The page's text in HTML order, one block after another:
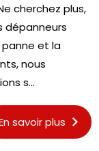
cherchez plus,
dépanneurs
et la
nous
s...
savoir plus